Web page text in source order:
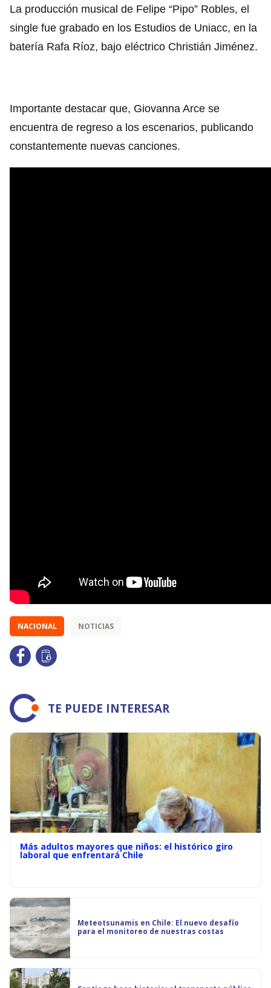
La producción musical de Felipe “Pipo” Robles, el
single fue grabado en los Estudios de Uniacc, en la
batería Rafa Ríoz, bajo eléctrico Christián Jiménez.
Importante destacar que, Giovanna Arce se
encuentra de regreso a los escenarios, publicando
constantemente nuevas canciones.
NACIONAL NOTICIAS
TE PUEDE INTERESAR
Más adultos mayores que niños: el histórico giro
laboral que enfrentará Chile
Meteotsunamis en Chile: El nuevo desafío
para el monitoreo de nuestras costas